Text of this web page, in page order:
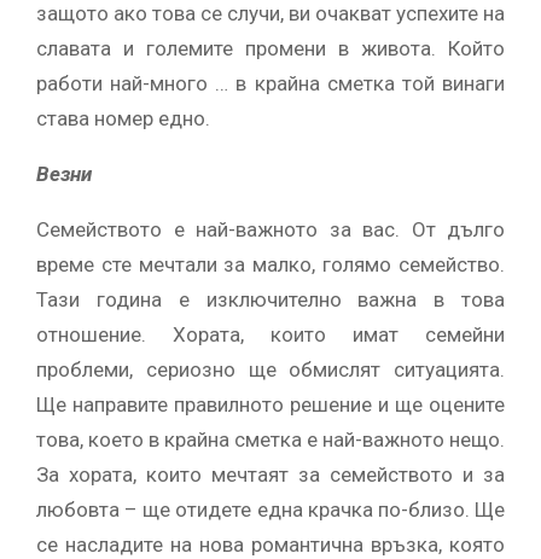
защото ако това се случи, ви очакват успехите на
славата и големите промени в живота. Който
работи най-много … в крайна сметка той винаги
става номер едно.
Везни
Семейството е най-важното за вас. От дълго
време сте мечтали за малко, голямо семейство.
Тази година е изключително важна в това
отношение. Хората, които имат семейни
проблеми, сериозно ще обмислят ситуацията.
Ще направите правилното решение и ще оцените
това, което в крайна сметка е най-важното нещо.
За хората, които мечтаят за семейството и за
любовта – ще отидете една крачка по-близо. Ще
се насладите на нова романтична връзка, която